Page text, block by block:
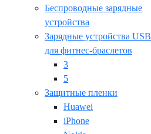
Беспроводные зарядные
устройства
Зарядные устройства USB
для фитнес-браслетов
3
5
Защитные пленки
Huawei
iPhone